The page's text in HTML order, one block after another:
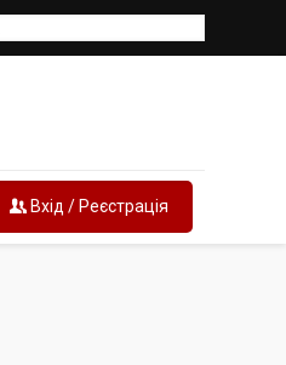
Вхід / Реєстрація